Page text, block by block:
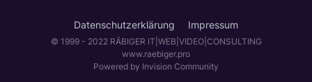
Datenschutzerklärung Impressum
© 1999 - 2022 RÄBIGER IT|WEB|VIDEO|CONSULTING
www.raebiger.pro
Powered by Invision Community